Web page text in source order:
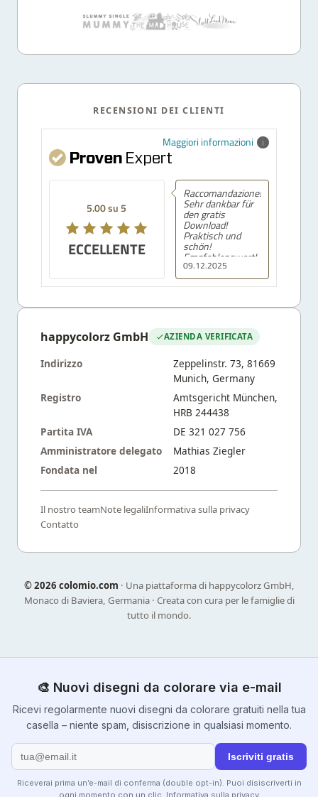
RECENSIONI DEI CLIENTI
Maggiori informazioni
5.00 su 5
ECCELLENTE
09.12.2025
Raccomandazione!
Sehr dankbar für
den gratis
Download!
Praktisch und
schön!
Empfehlenswert!
happycolorz GmbH AZIENDA VERIFICATA
Indirizzo
Zeppelinstr. 73, 81669
Munich, Germany
Registro
Amtsgericht München,
HRB 244438
Partita IVA
DE 321 027 756
Amministratore delegato
Mathias Ziegler
Fondata nel
2018
Il nostro teamNote legaliInformativa sulla privacy
Contatto
©2026 colomio.com · Una piattaforma di happycolorz GmbH,
Monaco di Baviera, Germania · Creata con cura per le famiglie di
tutto il mondo.
🎨 Nuovi disegni da colorare via e-mail
Ricevi regolarmente nuovi disegni da colorare gratuiti nella tua
casella – niente spam, disiscrizione in qualsiasi momento.
Iscriviti gratis
Riceverai prima un’e-mail di conferma (double opt-in). Puoi disiscriverti in
ogni momento con un clic. Informativa sulla privacy